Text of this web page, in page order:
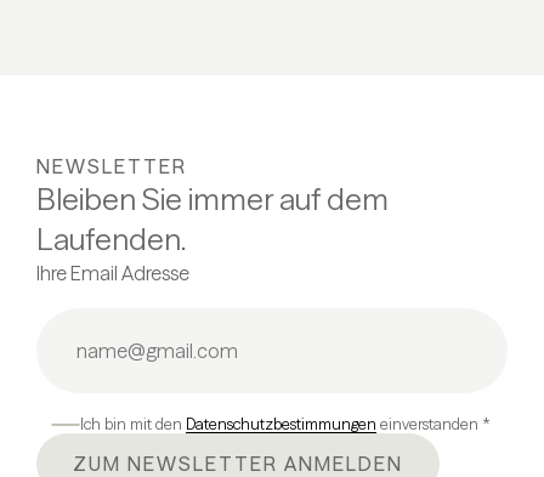
NEWSLETTER
Bleiben Sie immer auf dem
Laufenden.
Ihre Email Adresse
Ich bin mit den Datenschutzbestimmungen einverstanden *
ZUM NEWSLETTER ANMELDEN